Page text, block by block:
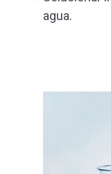
agua.